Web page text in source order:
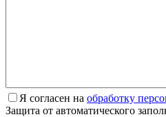
Я согласен на обработку
Защита от автоматического